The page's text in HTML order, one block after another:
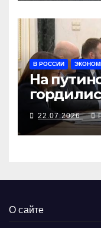
В РОССИИ
На
разгоном
22.07.2026
О сайте